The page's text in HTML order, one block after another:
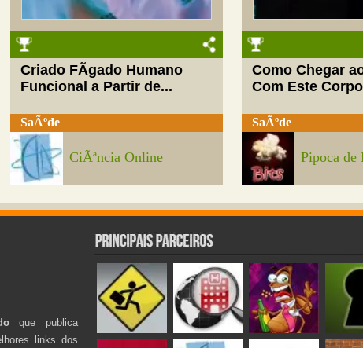
Criado FÃ­gado Humano
Funcional a Partir de...
SaÃºde
CiÃªncia Online
Como Chegar
Com Este Corpo
SaÃºde
Pipoca de
que publica
links dos